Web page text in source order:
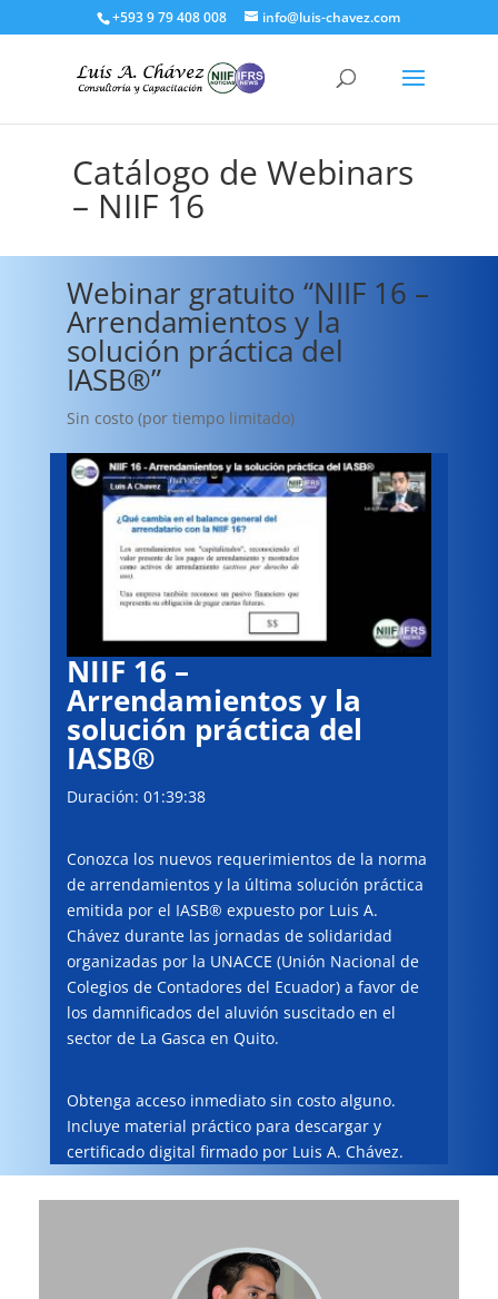
+593 9 79 408 008 info@luis-chavez.com
Catálogo de Webinars
– NIIF 16
Webinar gratuito “NIIF 16 –
Arrendamientos y la
solución práctica del
IASB®”
Sin costo (por tiempo limitado)
NIIF 16 –
Arrendamientos y la
solución práctica del
IASB®
Duración: 01:39:38
Conozca los nuevos requerimientos de la norma
de arrendamientos y la última solución práctica
emitida por el IASB® expuesto por Luis A.
Chávez durante las jornadas de solidaridad
organizadas por la UNACCE (Unión Nacional de
Colegios de Contadores del Ecuador) a favor de
los damnificados del aluvión suscitado en el
sector de La Gasca en Quito.
Obtenga acceso inmediato sin costo alguno.
Incluye material práctico para descargar y
certificado digital firmado por Luis A. Chávez.